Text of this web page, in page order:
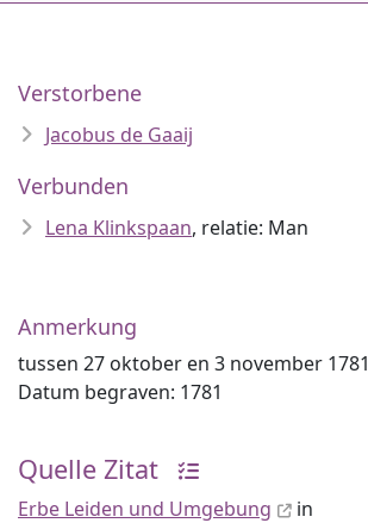
Verstorbene
Jacobus de Gaaij
Verbunden
Lena Klinkspaan, relatie: Man
Anmerkung
tussen 27 oktober en 3 november
Datum begraven: 1781
Quelle Zitat
Erbe Leiden und Umgebung
in